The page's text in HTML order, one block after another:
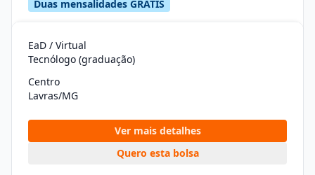
Duas mensalidades GRÁTIS
EaD / Virtual
Tecnólogo (graduação)
Centro
Lavras/MG
Ver mais detalhes
Quero esta bolsa